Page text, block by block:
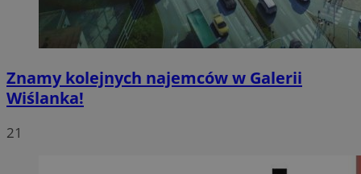
Znamy kolejnych najemców w Galerii
Wiślanka!
21